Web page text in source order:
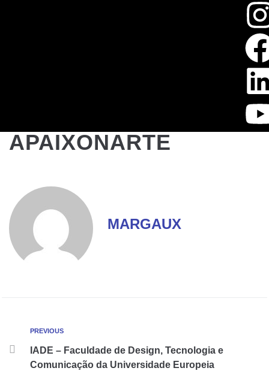
APAIXONARTE
MARGAUX
PREVIOUS
IADE – Faculdade de Design, Tecnologia e
Comunicação da Universidade Europeia